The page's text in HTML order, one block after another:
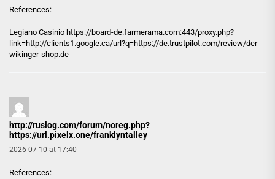
References:
Legiano Casinio https://board-de.farmerama.com:443/proxy.php?
link=http://clients1.google.ca/url?q=https://de.trustpilot.com/review/der-
wikinger-shop.de
http://ruslog.com/forum/noreg.php?
https://url.pixelx.one/franklyntalley
2026-07-10 at 17:40
References: